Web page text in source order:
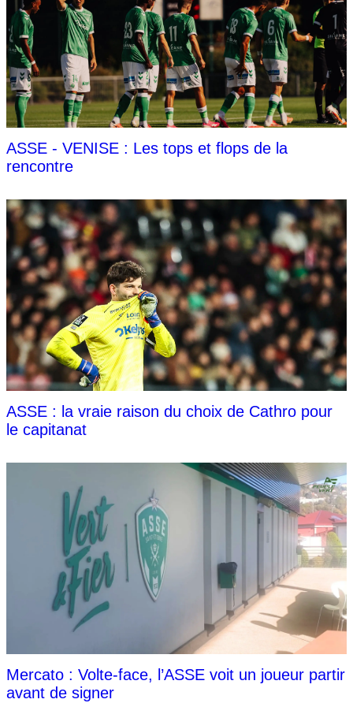
ASSE - VENISE : Les tops et flops de la
rencontre
ASSE : la vraie raison du choix de Cathro pour
le capitanat
Mercato : Volte-face, l’ASSE voit un joueur partir
avant de signer